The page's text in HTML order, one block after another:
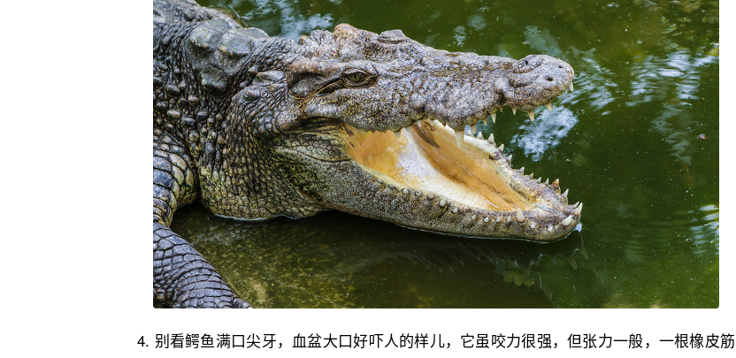
4. ‬别看鳄鱼满口尖牙，血盆大口好吓人的样儿，它虽咬力很强，但张力一般，一根橡皮筋